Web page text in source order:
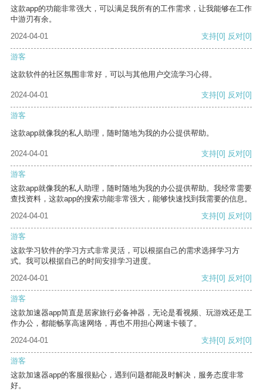
这款app的功能非常强大，可以满足我所有的工作需求，让我能够在工作
中游刃有余。
2024-04-01
支持[0] 反对[0]
游客
这款软件的社区氛围非常好，可以与其他用户交流学习心得。
2024-04-01 支持[0] 反对[0]
游客
这款app就像我的私人助理，随时随地为我的办公提供帮助。
2024-04-01 支持[0] 反对[0]
游客
这款app就像我的私人助理，随时随地为我的办公提供帮助。我经常需要
查找资料，这款app的搜索功能非常强大，能够快速找到我需要的信息。
2024-04-01
支持[0] 反对[0]
游客
这款学习软件的学习方式非常灵活，可以根据自己的需求选择学习方
式。我可以根据自己的时间安排学习进度。
2024-04-01
支持[0] 反对[0]
游客
这款加速器app简直是居家旅行必备神器，无论是看视频、玩游戏还是工
作办公，都能畅享高速网络，再也不用担心网速卡顿了。
2024-04-01
支持[0] 反对[0]
游客
这款加速器app的客服很贴心，遇到问题都能及时解决，服务态度非常
好。